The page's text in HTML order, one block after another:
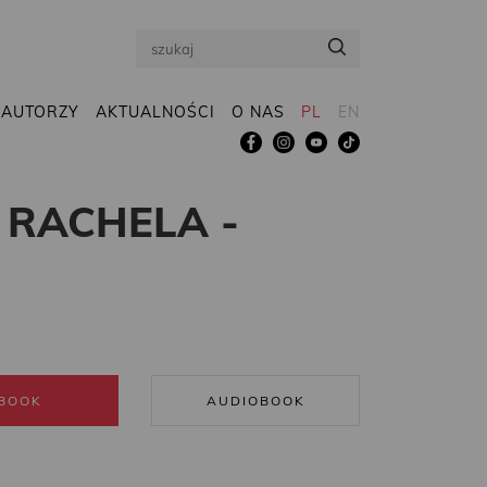
Search
AUTORZY AKTUALNOŚCI O NAS PL EN
-
AUDIOBOOK